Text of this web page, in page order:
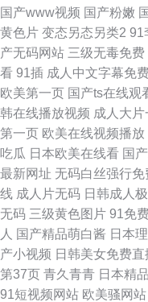
国产www视频 国产粉嫩
黄色片 变态另态另类2 91
产无码网站 三级无毒免费
看 91插 成人中文字幕免
欧美第一页 国产ts在线观
韩在线播放视频 成人大
第一页 欧美在线视频播放
吃瓜 日本欧美在线看 国
最新网址 无码白丝强行免
线 成人片无码 日韩成人
无码 三级黄色图片 91免
人 国产精品萌白酱 日本
产小视频 日韩美女免费直
第37页 青久青青 日本精
91短视频网站 欧美骚网站